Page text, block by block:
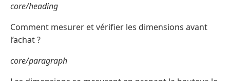
core/heading
Comment mesurer et vérifier les dimensions avant
l’achat ?
core/paragraph